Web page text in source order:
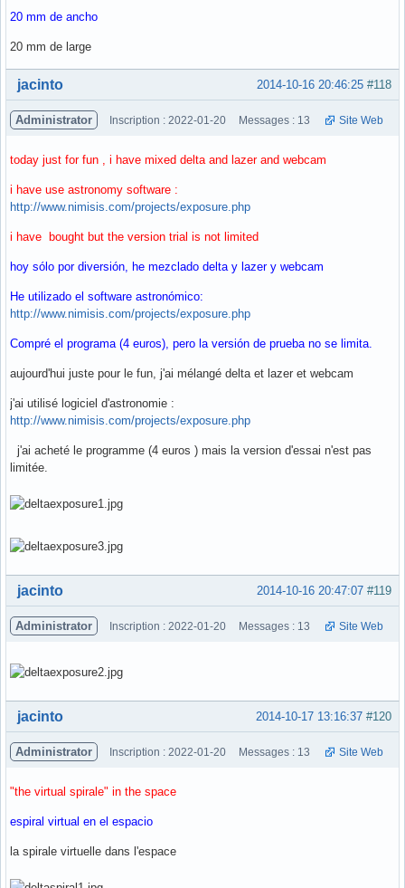
20 mm de ancho
20 mm de large
Hors ligne #118
2014-10-16 20:46:25
jacinto
Administrator Inscription : 2022-01-20 Messages : 13 Site Web
today just for fun , i have mixed delta and lazer and webcam
i have use astronomy software :
http://www.nimisis.com/projects/exposure.php
i have bought but the version trial is not limited
hoy sólo por diversión, he mezclado delta y lazer y webcam
He utilizado el software astronómico:
http://www.nimisis.com/projects/exposure.php
Compré el programa (4 euros), pero la versión de prueba no se limita.
aujourd'hui juste pour le fun, j'ai mélangé delta et lazer et webcam
j'ai utilisé logiciel d'astronomie :
http://www.nimisis.com/projects/exposure.php
j'ai acheté le programme (4 euros ) mais la version d'essai n'est pas
limitée.
Hors ligne #119
2014-10-16 20:47:07
jacinto
Administrator Inscription : 2022-01-20 Messages : 13 Site Web
Hors ligne #120
2014-10-17 13:16:37
jacinto
Administrator Inscription : 2022-01-20 Messages : 13 Site Web
"the virtual spirale" in the space
espiral virtual en el espacio
la spirale virtuelle dans l'espace